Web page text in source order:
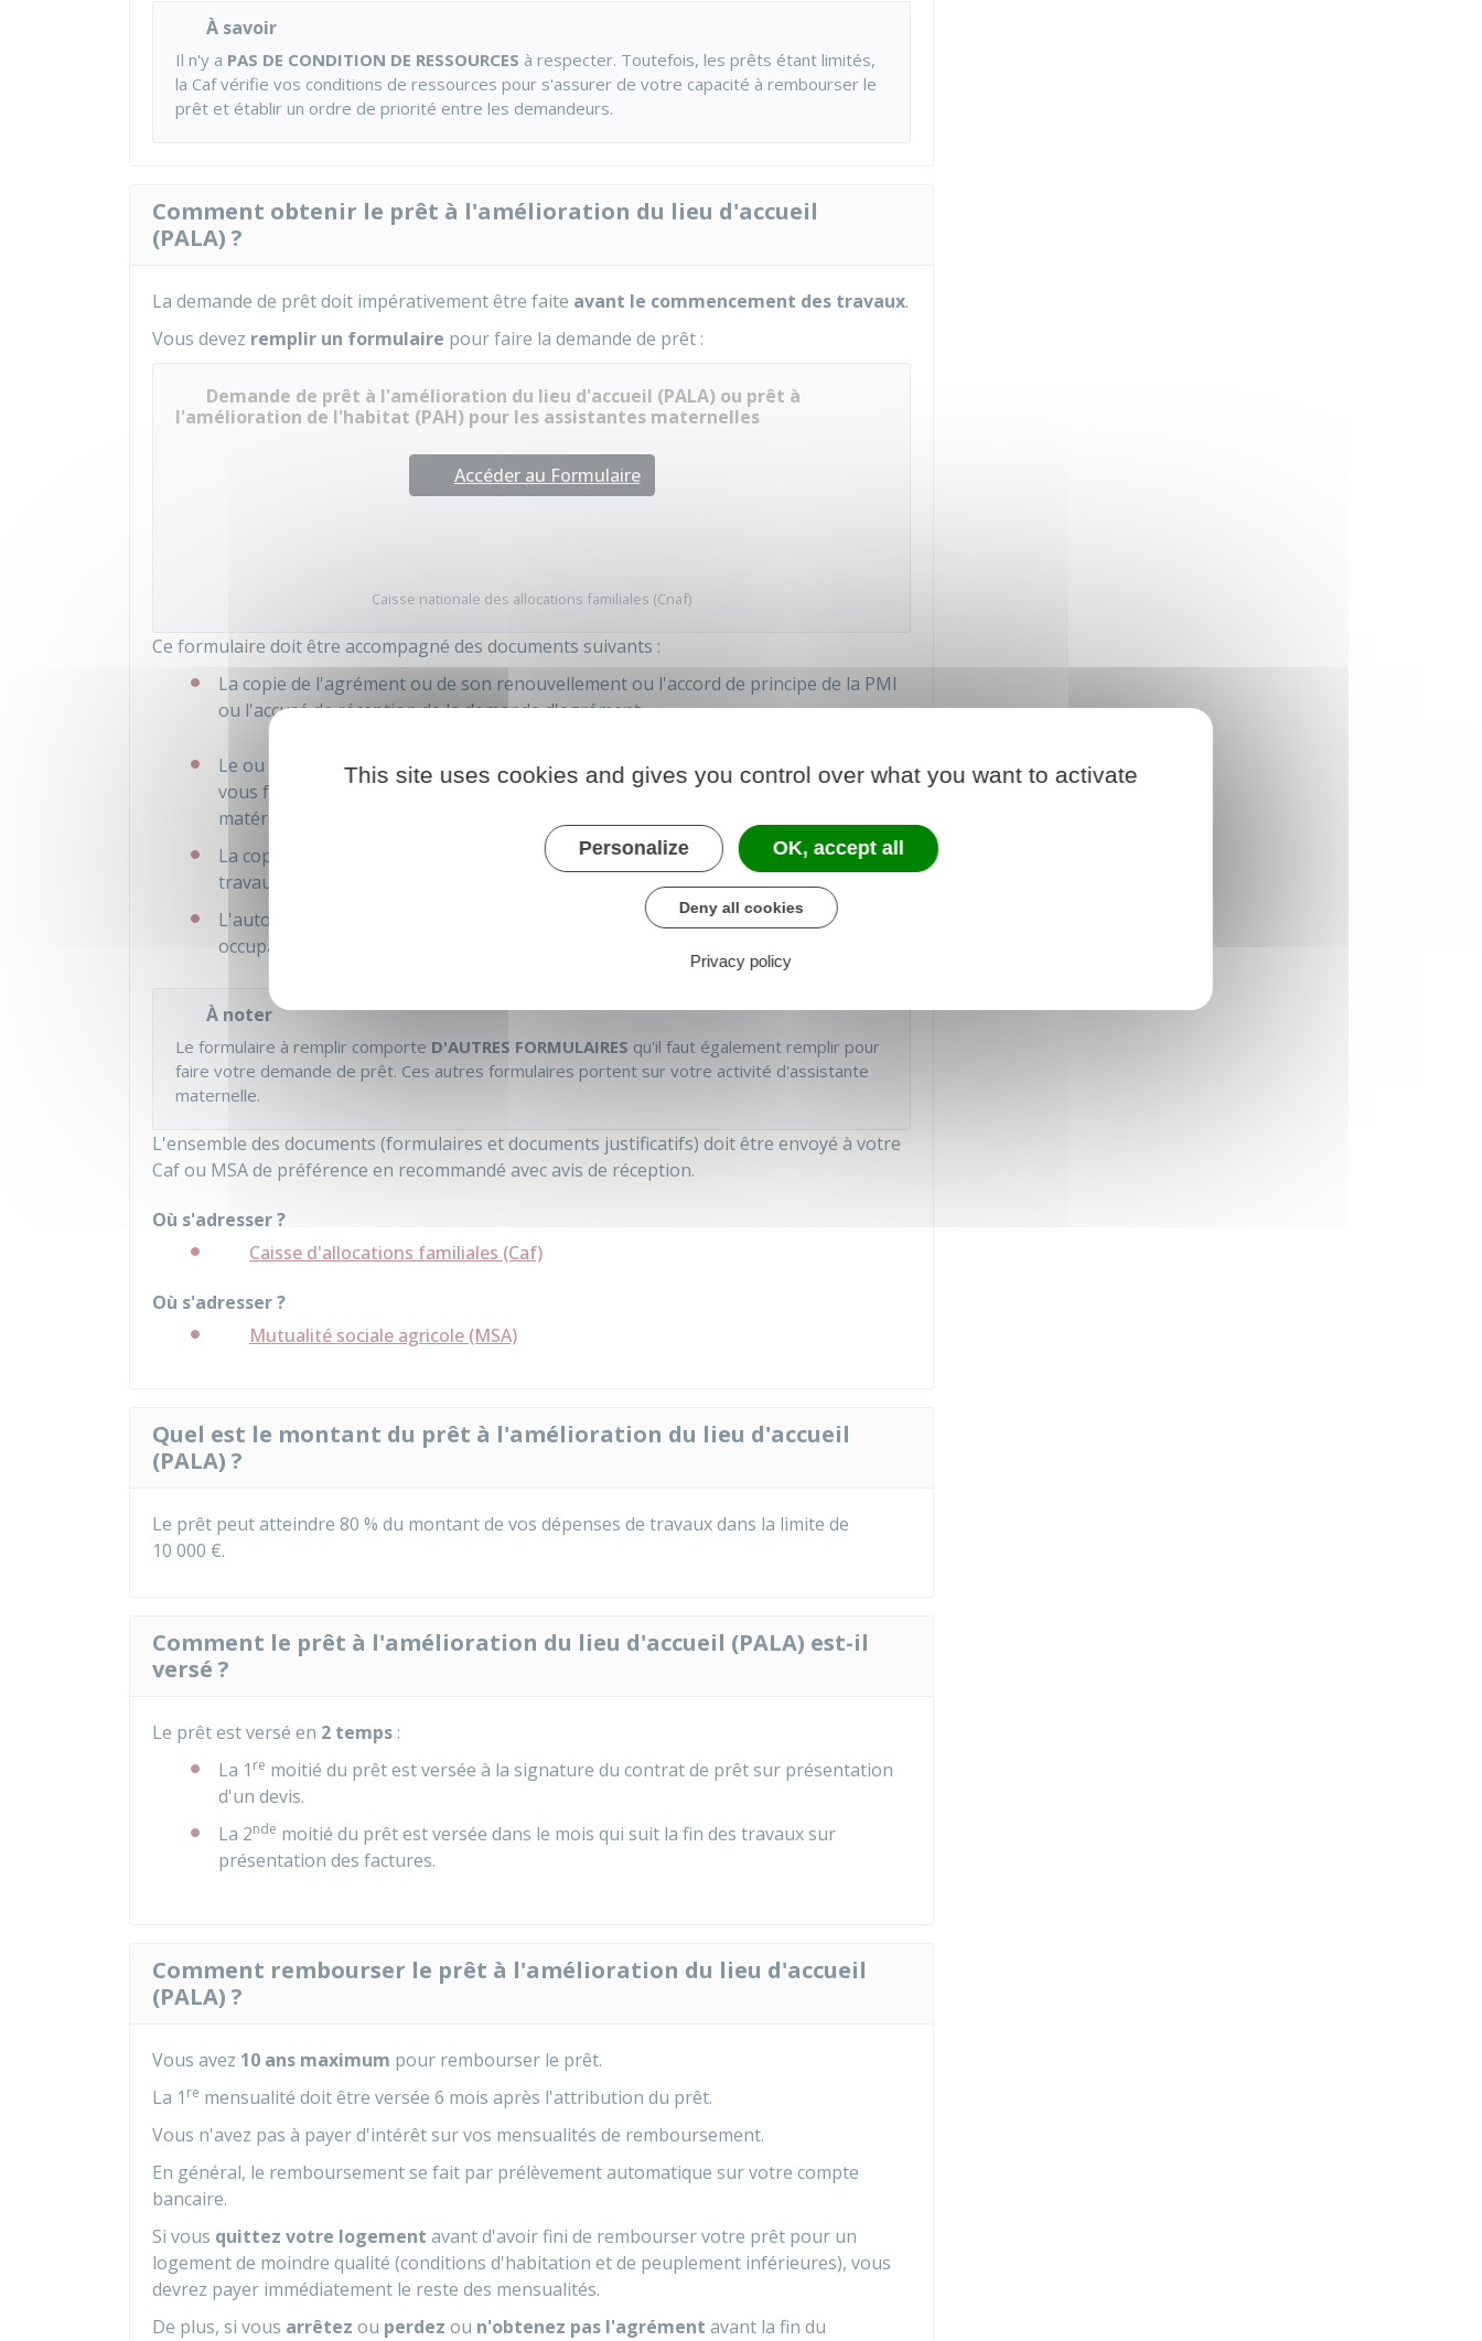
À savoir
Il n'y a PAS DE CONDITION DE RESSOURCES à respecter. Toutefois, les prêts étant limités,
la Caf vérifie vos conditions de ressources pour s'assurer de votre capacité à rembourser le
prêt et établir un ordre de priorité entre les demandeurs.
Comment obtenir le prêt à l'amélioration du lieu d'accueil
(PALA) ?
La demande de prêt doit impérativement être faite avant le commencement des travaux.
Vous devez remplir un formulaire pour faire la demande de prêt :
Demande de prêt à l'amélioration du lieu d'accueil (PALA) ou prêt à
l'amélioration de l'habitat (PAH) pour les assistantes maternelles
Accéder au Formulaire
Caisse nationale des allocations familiales (Cnaf)
Ce formulaire doit être accompagné des documents suivants :
La copie de l'agrément ou de son renouvellement ou l'accord de principe de la PMI
ou l'accusé de réception de la demande d'agrément
Le ou les devis détaillé(s) des travaux (indiquant quantité, mètre et prix unitaire) si
vous faites réaliser les travaux par une entreprise, ou le ou les devis concernant les
matériaux si vous effectuez vous-même les travaux
La copie du
ou de la déclaration préalable de travauxsi vos
travaux y sont soumis
L'autorisation écrite de votre propriétaire si vous êtes locataire, sous-locataire ou
occupant de bonne foi.
À noter
Le formulaire à remplir comporte D'AUTRES FORMULAIRES qu'il faut également remplir pour
faire votre demande de prêt. Ces autres formulaires portent sur votre activité d'assistante
maternelle.
L'ensemble des documents (formulaires et documents justificatifs) doit être envoyé à votre
Caf ou MSA de préférence en recommandé avec avis de réception.
Où s'adresser ?
Caisse d'allocations familiales (Caf)
Où s'adresser ?
Mutualité sociale agricole (MSA)
Quel est le montant du prêt à l'amélioration du lieu d'accueil
(PALA) ?
Le prêt peut atteindre 80 % du montant de vos dépenses de travaux dans la limite de
10 000 €.
Comment le prêt à l'amélioration du lieu d'accueil (PALA) est-il
versé ?
Le prêt est versé en 2 temps :
La 1 re moitié du prêt est versée à la signature du contrat de prêt sur présentation
d'un devis.
La 2nde moitié du prêt est versée dans le mois qui suit la fin des travaux sur
présentation des factures.
Comment rembourser le prêt à l'amélioration du lieu d'accueil
(PALA) ?
Vous avez 10 ans maximum pour rembourser le prêt.
La 1 re mensualité doit être versée 6 mois après l'attribution du prêt.
Vous n'avez pas à payer d'intérêt sur vos mensualités de remboursement.
En général, le remboursement se fait par prélèvement automatique sur votre compte
bancaire.
Si vous quittez votre logement avant d'avoir fini de rembourser votre prêt pour un
logement de moindre qualité (conditions d'habitation et de peuplement inférieures), vous
devrez payer immédiatement le reste des mensualités.
De plus, si vous arrêtez ou perdez ou n'obtenez pas l'agrément avant la fin du
This site uses cookies and gives you control over what you want to activate
Personalize OK, accept all
Deny all cookies
Privacy policy